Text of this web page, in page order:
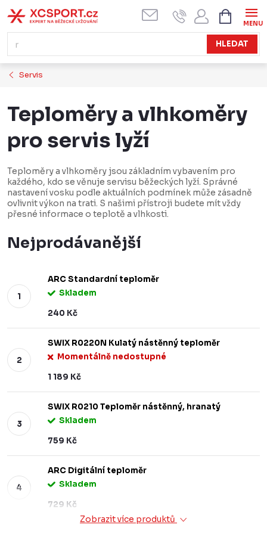
na
obsah
HLEDAT
KOŠÍK
Servis
Teploměry a vlhkoměry
pro servis lyží
Teploměry a vlhkoměry jsou základním vybavením pro
každého, kdo se věnuje servisu běžeckých lyží. Správné
nastavení vosku podle aktuálních podmínek může zásadně
ovlivnit výkon na trati. S našimi přístroji budete mít vždy
přesné informace o teplotě a vlhkosti.
Nejprodávanější
ARC Standardní teploměr
Skladem
240 Kč
SWIX R0220N Kulatý nástěnný teploměr
Momentálně nedostupné
1 189 Kč
SWIX R0210 Teploměr nástěnný, hranatý
Skladem
759 Kč
ARC Digitální teploměr
Skladem
729 Kč
Zobrazit více produktů